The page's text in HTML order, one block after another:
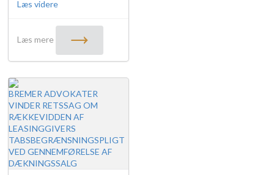
Læs videre"BREMER
BREMER
VINDER
–
SAG
OM
KLONET
BIL"
Læs mere
BREMER ADVOKATER
VINDER RETSSAG OM
RÆKKEVIDDEN AF
LEASINGGIVERS
TABSBEGRÆNSNINGSPLIGT
VED GENNEMFØRELSE AF
DÆKNINGSSALG